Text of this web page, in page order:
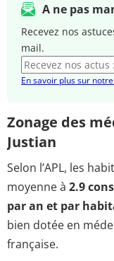
A ne pas
Recevez nos
mail.
En savoir plus sur
Zonage des
Justian
Selon l’APL, les
moyenne à 2.9
par an et par
bien dotée en
française.